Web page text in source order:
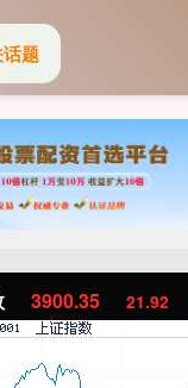
3900.35 21.92
题